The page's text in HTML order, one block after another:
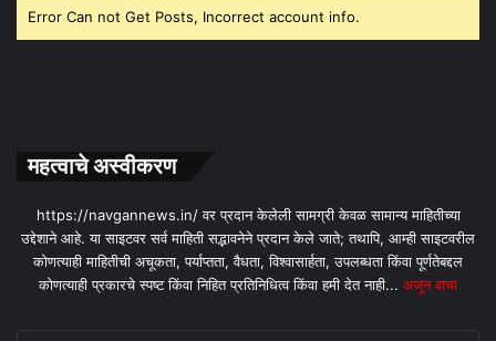
Error Can not Get Posts, Incorrect account info.
महत्वाचे अस्वीकरण
https://navgannews.in/ वर प्रदान केलेली सामग्री केवळ सामान्य माहितीच्या
उद्देशाने आहे. या साइटवर सर्व माहिती सद्भावनेने प्रदान केले जाते; तथापि, आम्ही साइटवरील
कोणत्याही माहितीची अचूकता, पर्याप्तता, वैधता, विश्वासार्हता, उपलब्धता किंवा पूर्णतेबद्दल
कोणत्याही प्रकारचे स्पष्ट किंवा निहित प्रतिनिधित्व किंवा हमी देत ​​नाही... अजून वाचा